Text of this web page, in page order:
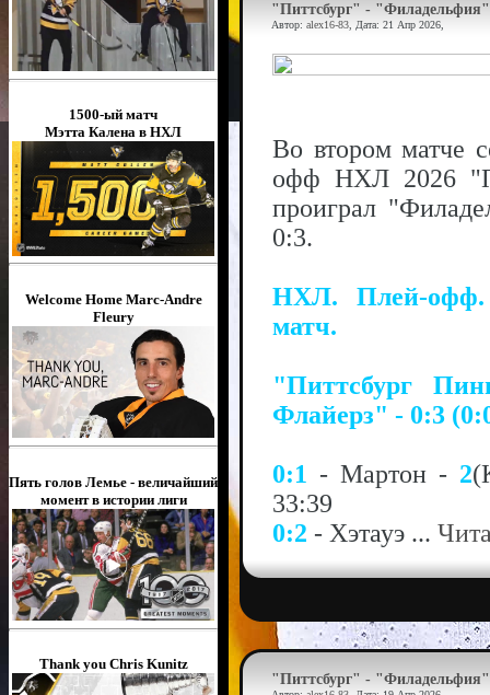
1500-ый матч
Мэтта Калена в НХЛ
Welcome Home Marc-Andre
Fleury
Пять голов Лемье - величайший
момент в истории лиги
Thank you Chris Kunitz
"Питтсбург" -
Автор: alex16-83, Дата: 21 Апр 2026,
Во втором матче
офф НХЛ 2026
проиграл
0:3.
НХЛ. Плей-офф.
матч.
"Питтсбург
Флайерз" - 0:3
0:1 - Мартон - 2
33:39
0:2 - Хэтауэ ...
"Питтсбург" -